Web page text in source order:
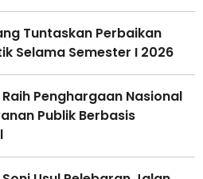
Tuntaskan Perbaikan
Selama Semester I 2026
Penghargaan Nasional
Publik Berbasis